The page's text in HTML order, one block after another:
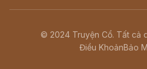
© 2024 Truyện Cổ. Tất cả
Điều KhoảnBảo